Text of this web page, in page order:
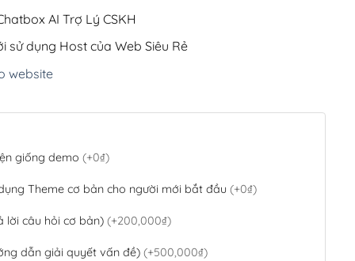
AI Trợ Lý CSKH
sử dụng Host của Web Siêu Rẻ
website
giống demo (+0₫)
Theme cơ bản cho người mới bắt đầu (+0₫)
lời câu hỏi cơ bản) (+200,000₫)
dẫn giải quyết vấn đề) (+500,000₫)